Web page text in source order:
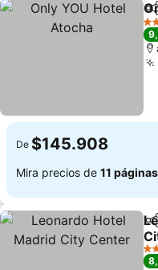
4
De $145.908
Mira precios de 11 páginas
3